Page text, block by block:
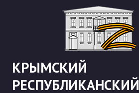
КРЫМСКИЙ
РЕСПУБЛИКАНСКИЙ